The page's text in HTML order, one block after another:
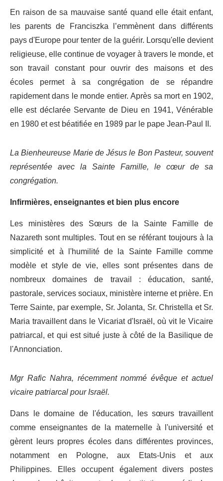
En raison de sa mauvaise santé quand elle était enfant,
les parents de Franciszka l’emmènent dans différents
pays d'Europe pour tenter de la guérir. Lorsqu'elle devient
religieuse, elle continue de voyager à travers le monde, et
son travail constant pour ouvrir des maisons et des
écoles permet à sa congrégation de se répandre
rapidement dans le monde entier. Après sa mort en 1902,
elle est déclarée Servante de Dieu en 1941, Vénérable
en 1980 et est béatifiée en 1989 par le pape Jean-Paul II.
La Bienheureuse Marie de Jésus le Bon Pasteur, souvent
représentée avec la Sainte Famille, le cœur de sa
congrégation.
Infirmières, enseignantes et bien plus encore
Les ministères des Sœurs de la Sainte Famille de
Nazareth sont multiples. Tout en se référant toujours à la
simplicité et à l'humilité de la Sainte Famille comme
modèle et style de vie, elles sont présentes dans de
nombreux domaines de travail : éducation, santé,
pastorale, services sociaux, ministère interne et prière. En
Terre Sainte, par exemple, Sr. Jolanta, Sr. Christella et Sr.
Maria travaillent dans le Vicariat d'Israël, où vit le Vicaire
patriarcal, et qui est situé juste à côté de la Basilique de
l'Annonciation.
Mgr Rafic Nahra, récemment nommé évêque et actuel
vicaire patriarcal pour Israël.
Dans le domaine de l'éducation, les sœurs travaillent
comme enseignantes de la maternelle à l'université et
gèrent leurs propres écoles dans différentes provinces,
notamment en Pologne, aux Etats-Unis et aux
Philippines. Elles occupent également divers postes